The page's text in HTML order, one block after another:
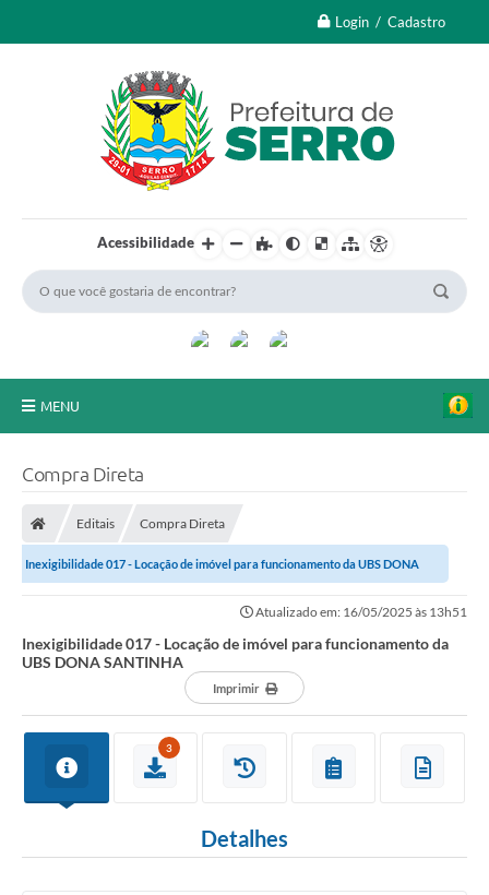
Login / Cadastro
Acessibilidade
MENU
Transparência Pública
Processo Seletivo/Concurso Público
Online
Plano Diretor Participativo de Serro/MG
Planejamento e Orçamento Público: PPA - LOA -
Sala Mineira do Empreendedor de Serro/MG
Compra Direta
Editais Compra Direta
Inexigibilidade 017 - Locação de imóvel para funcionamento da UBS DONA
Atualizado em: 16/05/2025 às 13h51
Inexigibilidade 017 - Locação de imóvel para funcionamento da
UBS DONA SANTINHA
Imprimir
3
Detalhes